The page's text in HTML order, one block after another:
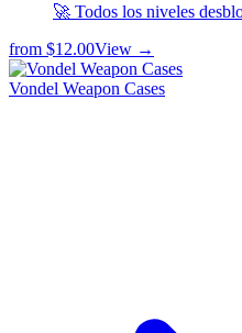
🚀 Todos los niveles
from $12.00View →
Vondel Weapon Cases